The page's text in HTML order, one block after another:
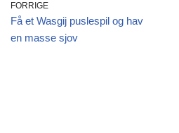
FORRIGE
Få et Wasgij puslespil og hav
en masse sjov